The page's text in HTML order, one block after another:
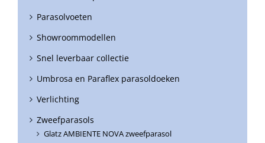
Parasolvoeten
Showroommodellen
Snel leverbaar collectie
Umbrosa en Paraflex parasoldoeken
Verlichting
Zweefparasols
Glatz AMBIENTE NOVA zweefparasol